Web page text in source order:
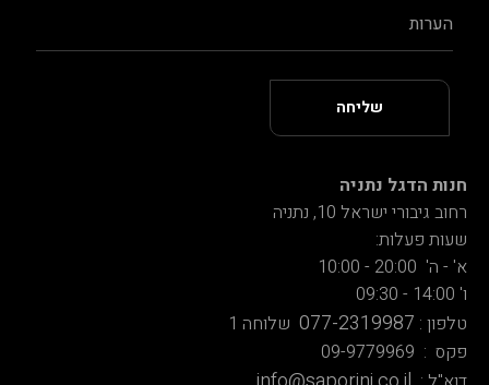
חנות הדגל נתניה
רחוב גיבורי ישראל 10, נתניה
שעות פעלות:
א' - ה' 20:00 - 10:00
ו' 14:00 - 09:30
טלפון : 077-2319987 שלוחה 1
פקס : 09-9779969